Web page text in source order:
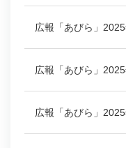
広報「あびら」
広報「あびら」
広報「あびら」